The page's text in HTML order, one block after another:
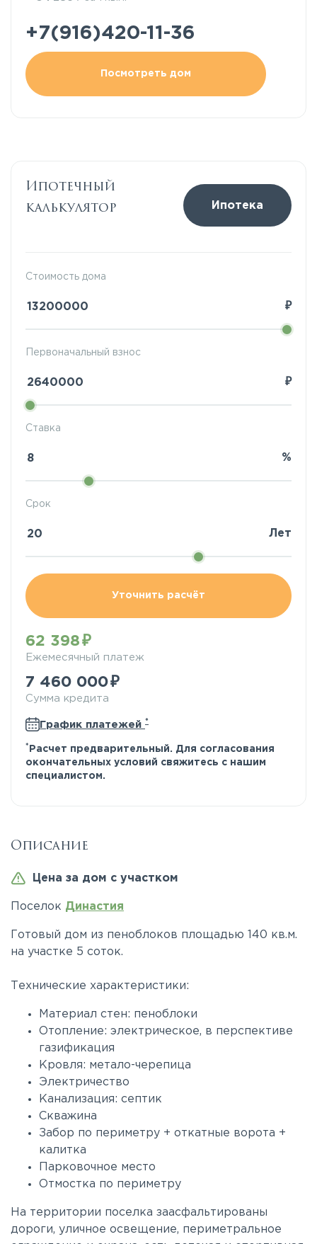
+7(916)420-11-36
Посмотреть дом
Ипотечный
калькулятор
Ипотека
Стоимость дома
₽
Ставка
%
Первоначальный взнос
₽
Срок
Лет
Уточнить расчёт
62 398
Ежемесячный платеж
7 460 000
Сумма кредита
График платежей *
* Расчет предварительный. Для согласования
окончательных условий свяжитесь с нашим
специалистом.
Описание
Цена за дом с участком
Поселок Династия
Готовый дом из пеноблоков площадью 140 кв.м.
на участке 5 соток.
Технические характеристики:
Материал стен: пеноблоки
Отопление: электрическое, в перспективе
газификация
Кровля: метало-черепица
Электричество
Канализация: септик
Скважина
Забор по периметру + откатные ворота +
калитка
Парковочное место
Отмостка по периметру
На территории поселка заасфальтированы
дороги, уличное освещение, периметральное